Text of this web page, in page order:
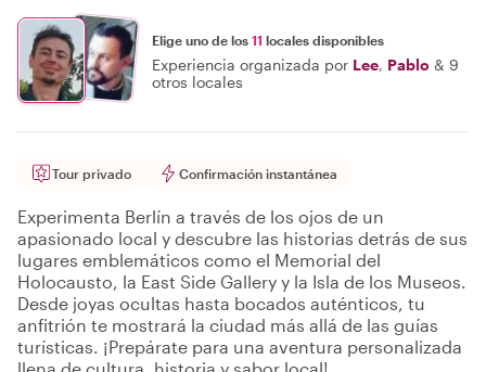
Elige uno de los 11 locales disponibles
Experiencia organizada por Lee, Pablo & 9
otros locales
Tour privado Confirmación instantánea
Experimenta Berlín a través de los ojos de un
apasionado local y descubre las historias detrás de sus
lugares emblemáticos como el Memorial del
Holocausto, la East Side Gallery y la Isla de los Museos.
Desde joyas ocultas hasta bocados auténticos, tu
anfitrión te mostrará la ciudad más allá de las guías
turísticas. ¡Prepárate para una aventura personalizada